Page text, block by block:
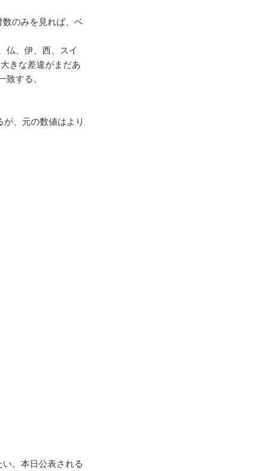
のみを見れば、ベ
仏、伊、西、スイ
きな差違がまだあ
する。
、元の数値はより
。本日公表される